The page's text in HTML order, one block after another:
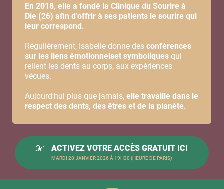
En 2018, elle a fondé la Clinique du Sourire à
Die (26) afin d’offrir à ses patients le sourire qui
leur correspond.
Régulièrement, Isabelle donne des conférences
sur les liens émotionnelset symboliques qui
relient les dents au corps, aux expériences
vécues.
Aujourd'hui plus que jamais, elle travaille dans le
respect des dents, des êtres et de la planète.
ACTIVEZ VOTRE ACCÈS GRATUIT ICI
MARDI 20 JANVIER 2026 À 19H30 (HEURE DE PARIS)